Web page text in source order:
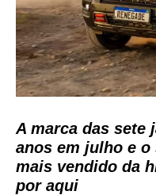
A marca das sete
anos em julho e
mais vendido da
por aqui